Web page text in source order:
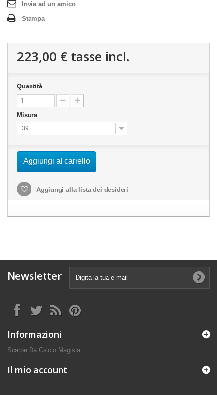
Invia ad un amico
Stampa
223,00 € tasse incl.
Quantità
Misura
39
Aggiungi al carrello
Aggiungi alla lista dei desideri
Newsletter
Informazioni
Scarpe Da Calcio Magista
Il mio account